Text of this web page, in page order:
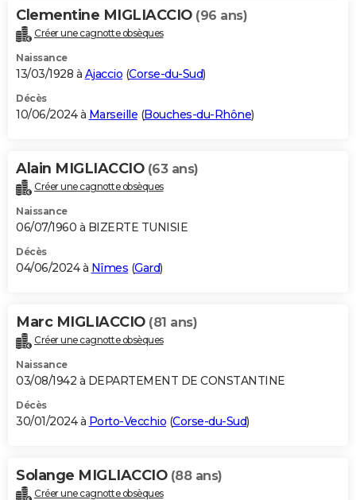
Clementine MIGLIACCIO (96 ans)
Créer une cagnotte obsèques
Naissance
13/03/1928 à Ajaccio (Corse-du-Sud)
Décès
10/06/2024 à Marseille (Bouches-du-Rhône)
Alain MIGLIACCIO (63 ans)
Créer une cagnotte obsèques
Naissance
06/07/1960 à BIZERTE TUNISIE
Décès
04/06/2024 à Nîmes (Gard)
Marc MIGLIACCIO (81 ans)
Créer une cagnotte obsèques
Naissance
03/08/1942 à DEPARTEMENT DE CONSTANTINE
Décès
30/01/2024 à Porto-Vecchio (Corse-du-Sud)
Solange MIGLIACCIO (88 ans)
Créer une cagnotte obsèques